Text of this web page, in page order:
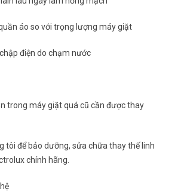
áo so với trọng lượng máy giặt
điện do chạm nước
trong máy giặt quá cũ cần được thay
tôi để bảo dưỡng, sửa chữa thay thế linh
chính hãng.